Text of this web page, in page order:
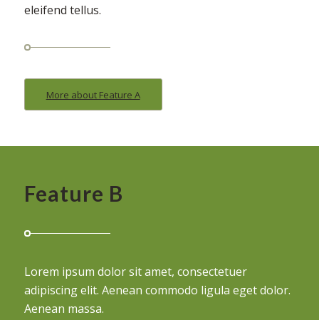
eleifend tellus.
More about Feature A
Feature B
Lorem ipsum dolor sit amet, consectetuer
adipiscing elit. Aenean commodo ligula eget dolor.
Aenean massa.